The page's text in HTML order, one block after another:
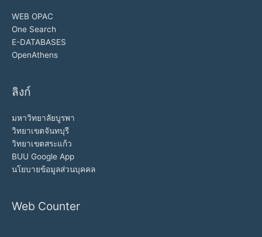
WEB OPAC
One Search
E-DATABASES
OpenAthens
ลิงก์
มหาวิทยาลัยบูรพา
วิทยาเขตจันทบุรี
วิทยาเขตสระแก้ว
BUU Google App
นโยบายข้อมูลส่วนบุคคล
Web Counter